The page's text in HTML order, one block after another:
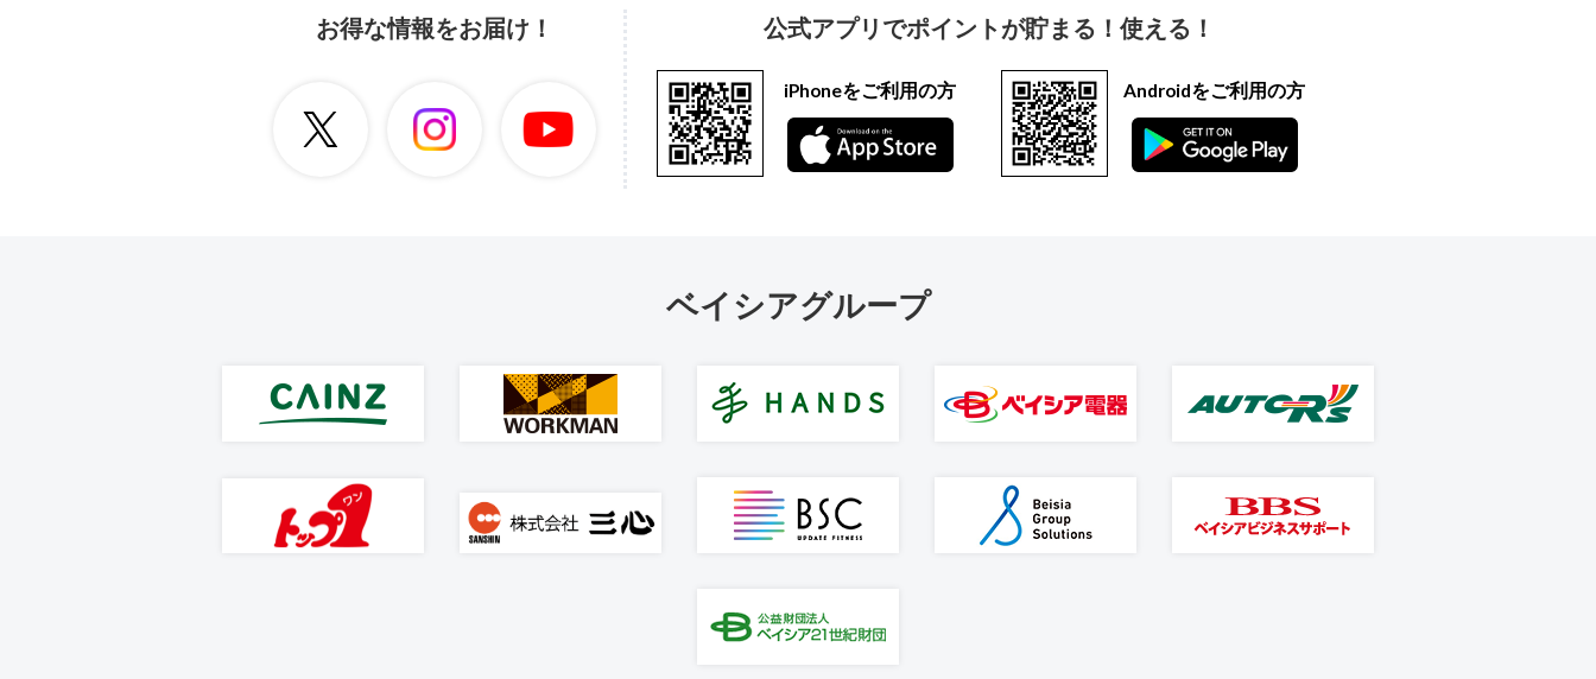
お得な情報をお届け！ 公式アプリでポイントが貯まる！使える！
iPhoneをご利用の方 Androidをご利用の方
ベイシアグループ